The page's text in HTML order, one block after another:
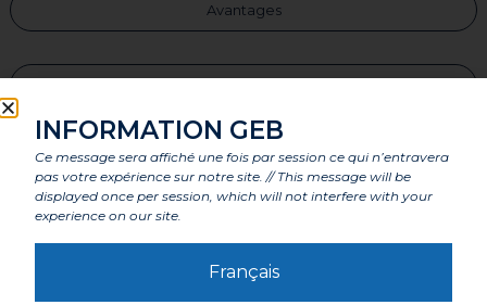
Avantages
Composants
INFORMATION GEB
Ce message sera affiché une fois par session ce qui n’entravera
pas votre expérience sur notre site. // This message will be
displayed once per session, which will not interfere with your
experience on our site.
Français